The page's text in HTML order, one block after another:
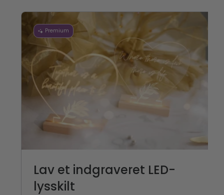
Premium
Lav et indgraveret LED-
lysskilt